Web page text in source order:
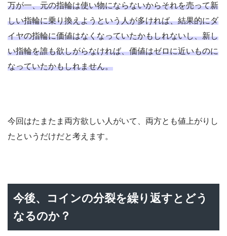
万が一、元の指輪は使い物にならないからそれを売って新
しい指輪に乗り換えようという人が多ければ、結果的にダ
イヤの指輪に価値はなくなっていたかもしれないし、新し
い指輪を誰も欲しがらなければ、価値はゼロに近いものに
なっていたかもしれません。
今回はたまたま両方欲しい人がいて、両方とも値上がりし
たというだけだと考えます。
今後、コインの分裂を繰り返すとどう
なるのか？